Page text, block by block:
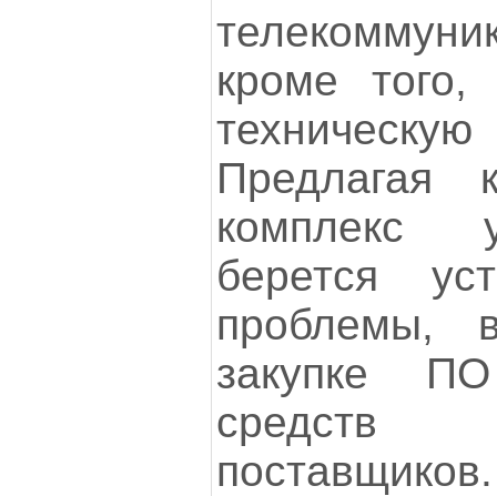
кроме того,
Предлагая
комплекс
берется
проблемы,
закупке
средств
поставщиков.